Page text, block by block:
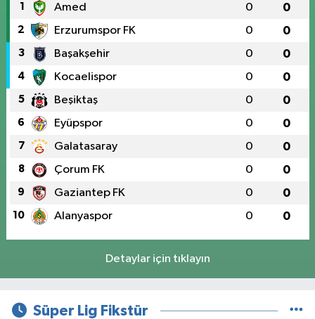
1 Amed 0 0
2 Erzurumspor FK 0 0
3 Başakşehir 0 0
4 Kocaelispor 0 0
5 Beşiktaş 0 0
6 Eyüpspor 0 0
7 Galatasaray 0 0
8 Çorum FK 0 0
9 Gaziantep FK 0 0
10 Alanyaspor 0 0
Detaylar için tıklayın
Süper Lig Fikstür